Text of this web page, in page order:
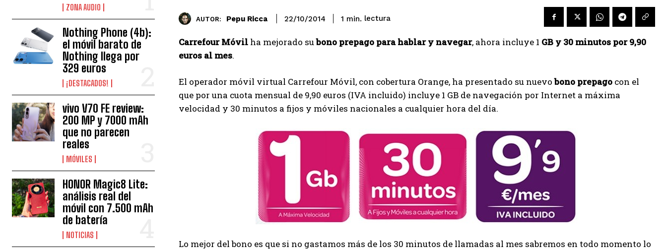
ZONA AUDIO
Nothing Phone (4b):
el móvil barato de
Nothing llega por
329 euros
¡DESTACADOS!
vivo V70 FE review:
200 MP y 7000 mAh
que no parecen
reales
MÓVILES
HONOR Magic8 Lite:
análisis real del
móvil con 7.500 mAh
de batería
NOTICIAS
AUTOR: Pepu Ricca 22/10/2014 1 min. lectura
Carrefour Móvil ha mejorado subono prepago para hablar y navegar, ahora incluye 1 GB y 30 minutos por 9,90
euros al mes.
El operador móvil virtual Carrefour Móvil, con cobertura Orange, ha presentado su nuevobono prepago con el
que por una cuota mensual de 9,90 euros (IVA incluido) incluye 1 GB de navegación por Internet a máxima
velocidad y 30 minutos a fijos y móviles nacionales a cualquier hora del día.
Lo mejor del bono es que si no gastamos más de los 30 minutos de llamadas al mes sabremos en todo momento lo